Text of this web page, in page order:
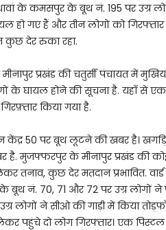
के कमसपुर के बूथ नं. 195 पर उग्र
हो गए हैं और तीन लोगों को
कुछ देर रुका रहा.
प्रखंड की चतुर्सी पंचायत में
के घायल होने की सूचना है. यहाँ से
किया गया है.
50 पर बूथ लूटने की खबर है।
है. मुजफ्फरपुर के मीनापुर प्रखंड की
तनाव, कुछ देर मतदान प्रभावित.
बूथ नं. 70, 71 और 72 पर उग्र लोगों
लोगों ने सीओ की गाड़ी में किया
पहुंचे दो लोग गिरफ्तार। एक